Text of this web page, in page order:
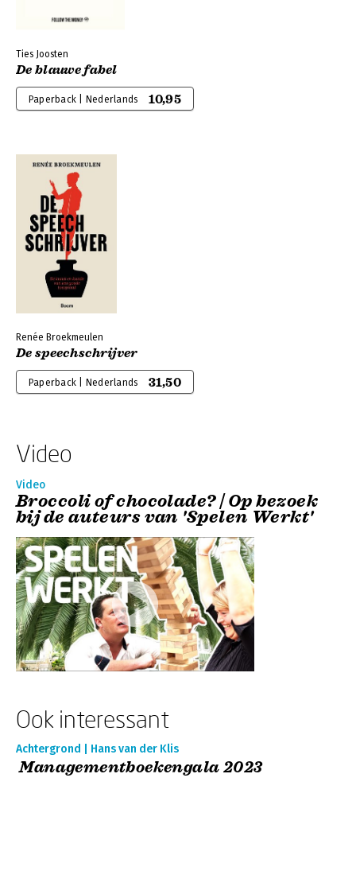
Ties Joosten
De blauwe fabel
Paperback | Nederlands 10,95
Renée Broekmeulen
De speechschrijver
Paperback | Nederlands 31,50
Video
Video
Broccoli of chocolade? | Op bezoek
bij de auteurs van 'Spelen Werkt'
Ook interessant
Achtergrond | Hans van der Klis
Managementboekengala 2023